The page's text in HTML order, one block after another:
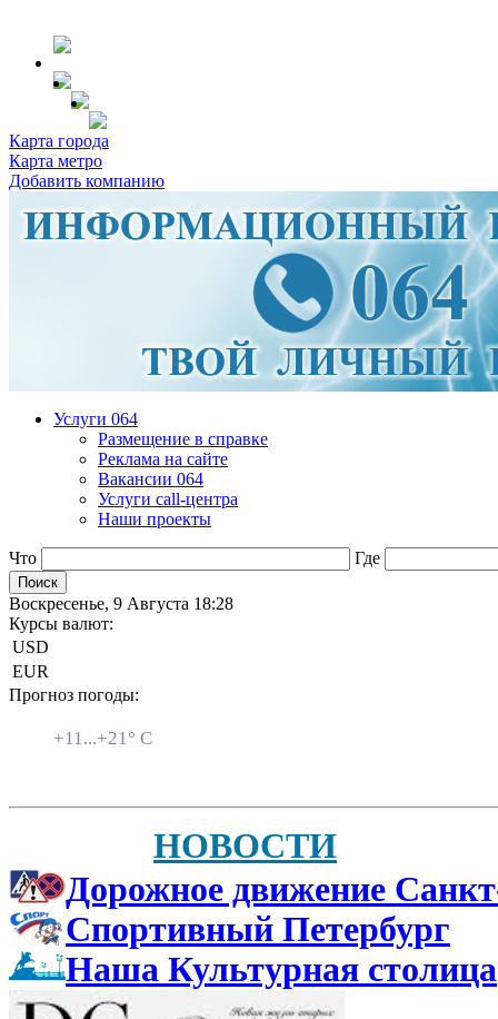
Карта города
Карта метро
Добавить компанию
Услуги 064
Размещение в справке
Реклама на сайте
Вакансии 064
Услуги call-центра
Наши проекты
Что Где
Воскресенье, 9 Августа 18:28
Курсы валют:
USD
EUR
Прогноз погоды:
+11...+21° C
НОВОСТИ
Дорожное движение
Спортивный Петербург
Наша Культурная столица